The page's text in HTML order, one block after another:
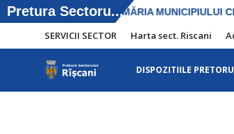
SERVICII SECTOR Harta sect. Riscani
DISPOZITIILE